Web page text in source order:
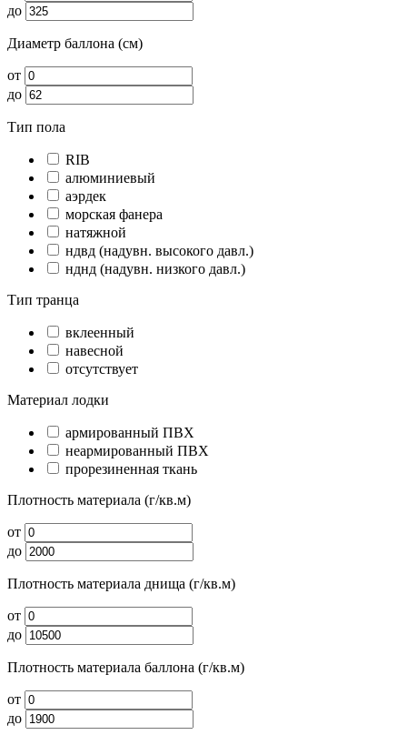
до
Диаметр баллона (см)
от
до
Тип пола
RIB
алюминиевый
аэрдек
морская фанера
натяжной
ндвд (надувн. высокого давл.)
нднд (надувн. низкого давл.)
Тип транца
вклеенный
навесной
отсутствует
Материал лодки
армированный ПВХ
неармированный ПВХ
прорезиненная ткань
Плотность материала (г/кв.м)
от
до
Плотность материала днища (г/кв.м)
от
до
Плотность материала баллона (г/кв.м)
от
до